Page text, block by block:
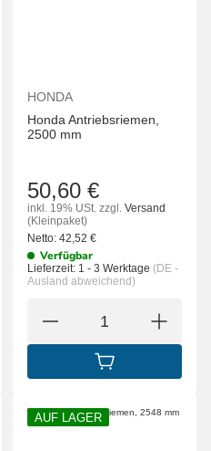
HONDA
Honda Antriebsriemen,
2500 mm
50,60 €
inkl. 19% USt. zzgl. Versand
(Kleinpaket)
Netto: 42,52 €
Verfügbar
Lieferzeit: 1 - 3 Werktage (DE -
Ausland abweichend)
IN DEN
AUF LAGER